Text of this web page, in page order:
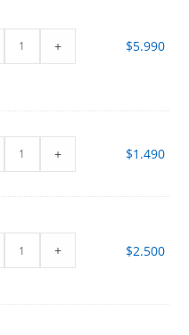
+ $5.990
+ $1.490
+ $2.500